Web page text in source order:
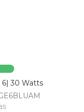
6| 30 Watts